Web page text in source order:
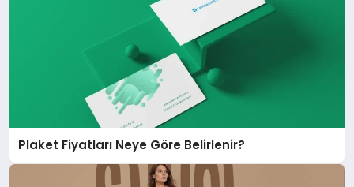
Plaket Fiyatları Neye Göre Belirlenir?